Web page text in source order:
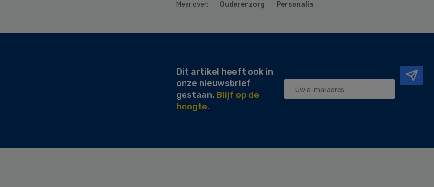
Meer over: Ouderenzorg Personalia
Dit artikel heeft ook in
onze nieuwsbrief
gestaan. Blijf op de
hoogte.